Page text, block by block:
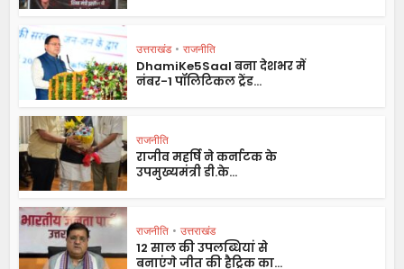
उत्तराखंड • राजनीति
DhamiKe5Saal बना देशभर में
नंबर-1 पॉलिटिकल ट्रेंड...
राजनीति
राजीव महर्षि ने कर्नाटक के
उपमुख्यमंत्री डी.के...
राजनीति • उत्तराखंड
12 साल की उपलब्धियां से
बनाएंगे जीत की हैट्रिक का...